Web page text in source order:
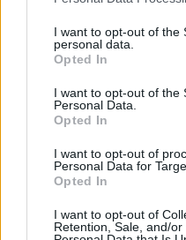
not limited to your visit or
grant or deny consent to
use your data for below
consent section.
I want to opt-out of the
personal data.
Opted In
I want to opt-out of the
Personal Data.
Opted In
I want to opt-out of
Personal Data for
Opted In
I want to opt-out of
Retention, Sale, and/